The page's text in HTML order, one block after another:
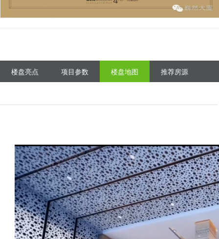
楼盘亮点 项目参数 楼盘地图 推荐房源